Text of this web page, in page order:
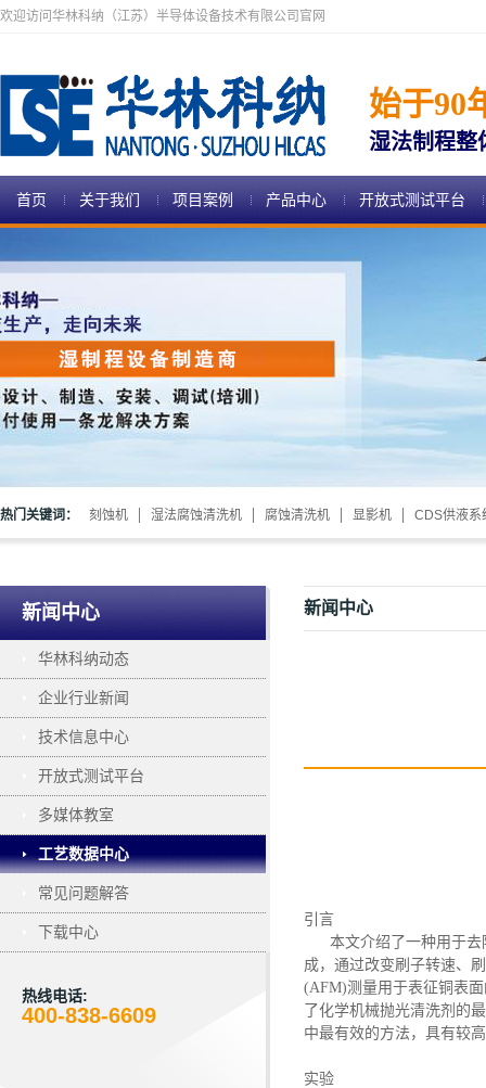
欢迎访问华林科纳（江苏）半导体设备技术有限公司官网
始于90
湿法制程整
首页 关于我们 项目案例 产品中心 开放式测试平台
热门关键词： 刻蚀机 湿法腐蚀清洗机 腐蚀清洗机 显影机 CDS供液系
新闻中心
华林科纳动态
企业行业新闻
技术信息中心
开放式测试平台
多媒体教室
工艺数据中心
常见问题解答
下载中心
热线电话:
400-838-6609
新闻中心
引言
本文介绍了一种用于
成， 通过改变刷子转速、
(AFM)测量用于表征铜表
了化学机械抛光清洗剂的
中最有效的方法，具有较
实验